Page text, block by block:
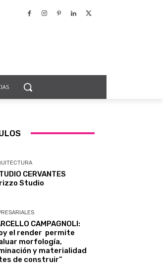
CERVANTES
Studio
CAMPAGNOLI:
el render permite
morfología,
y materialidad
de construir”